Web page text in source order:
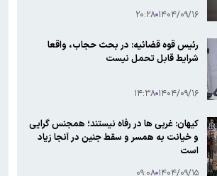
۱۴۰۴/۰۹/۱۶ ۲۰:۲۸
رئیس قوه قضائیه: در بحث حجاب، واقعا
شرایط قابل تحمل نیست
۱۴۰۴/۰۹/۱۶ ۱۴:۳۸
کیهان: غربی ها در رفاه نیستند؛ همجنس گرایی
و خیانت به همسر و سقط جنین در آنجا زیاد
است
۱۴۰۴/۰۹/۱۵ ۰۹:۰۸